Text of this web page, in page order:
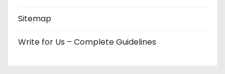
Sitemap
Write for Us – Complete Guidelines